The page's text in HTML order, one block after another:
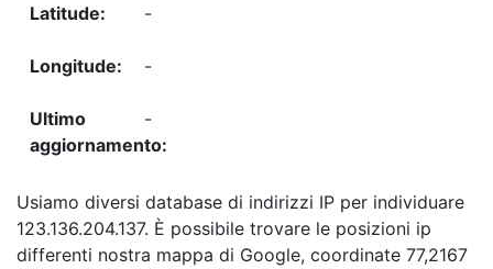
-
-
-
Usiamo diversi database di indirizzi IP per individuare
123.136.204.137. È possibile trovare le posizioni ip
differenti nostra mappa di Google, coordinate 77,2167